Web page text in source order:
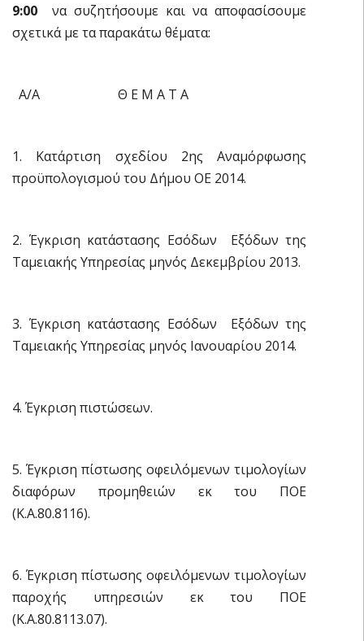
9:00 να συζητήσουμε και να αποφασίσουμε
σχετικά με τα παρακάτω θέματα:
Α/Α Θ Ε Μ Α Τ Α
1. Κατάρτιση σχεδίου 2ης Αναμόρφωσης
προϋπολογισμού του Δήμου ΟΕ 2014.
2. Έγκριση κατάστασης Εσόδων  Εξόδων της
Ταμειακής Υπηρεσίας μηνός Δεκεμβρίου 2013.
3. Έγκριση κατάστασης Εσόδων  Εξόδων της
Ταμειακής Υπηρεσίας μηνός Ιανουαρίου 2014.
4. Έγκριση πιστώσεων.
5. Έγκριση πίστωσης οφειλόμενων τιμολογίων
διαφόρων προμηθειών εκ του ΠΟΕ
(Κ.Α.80.8116).
6. Έγκριση πίστωσης οφειλόμενων τιμολογίων
παροχής υπηρεσιών εκ του ΠΟΕ
(Κ.Α.80.8113.07).